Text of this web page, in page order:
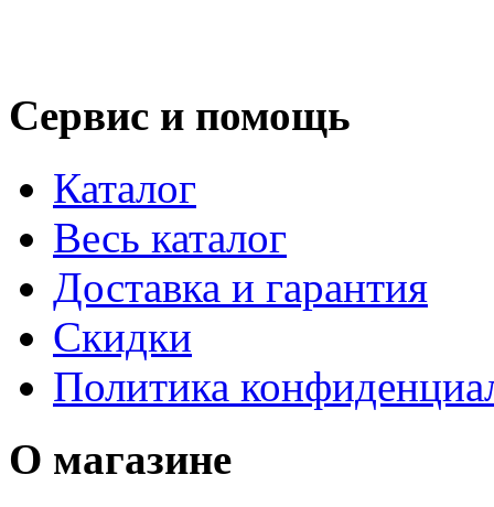
Сервис и помощь
Каталог
Весь каталог
Доставка и гарантия
Скидки
Политика
О магазине